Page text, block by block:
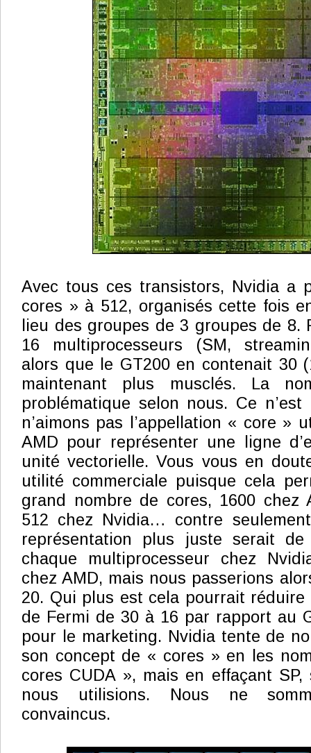
Avec tous ces transistors, Nvidia a
cores » à 512, organisés cette fois
lieu des groupes de 3 groupes de 8.
16 multiprocesseurs (SM,
alors que le GT200 en contenait 30
maintenant plus musclés. La
problématique selon nous. Ce
n’aimons pas l’appellation « core »
AMD pour représenter une ligne
unité vectorielle. Vous vous en
utilité commerciale puisque cela
grand nombre de cores, 1600 chez
512 chez Nvidia… contre
représentation plus juste serait
chaque multiprocesseur chez
chez AMD, mais nous passerions
20. Qui plus est cela pourrait
de Fermi de 30 à 16 par rapport au
pour le marketing. Nvidia tente de
son concept de « cores » en les
cores CUDA », mais en effaçant
nous utilisions. Nous ne
convaincus.